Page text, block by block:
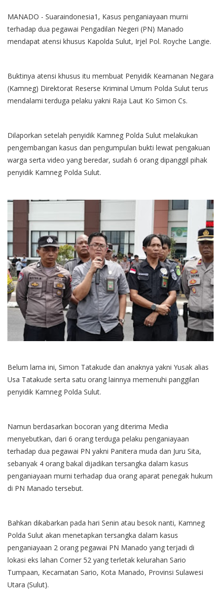
MANADO - Suaraindonesia1, Kasus penganiayaan murni
terhadap dua pegawai Pengadilan Negeri (PN) Manado
mendapat atensi khusus Kapolda Sulut, Irjel Pol. Royche Langie.
Buktinya atensi khusus itu membuat Penyidik Keamanan Negara
(Kamneg) Direktorat Reserse Kriminal Umum Polda Sulut terus
mendalami terduga pelaku yakni Raja Laut Ko Simon Cs.
Dilaporkan setelah penyidik Kamneg Polda Sulut melakukan
pengembangan kasus dan pengumpulan bukti lewat pengakuan
warga serta video yang beredar, sudah 6 orang dipanggil pihak
penyidik Kamneg Polda Sulut.
Belum lama ini, Simon Tatakude dan anaknya yakni Yusak alias
Usa Tatakude serta satu orang lainnya memenuhi panggilan
penyidik Kamneg Polda Sulut.
Namun berdasarkan bocoran yang diterima Media
menyebutkan, dari 6 orang terduga pelaku penganiayaan
terhadap dua pegawai PN yakni Panitera muda dan Juru Sita,
sebanyak 4 orang bakal dijadikan tersangka dalam kasus
penganiayaan murni terhadap dua orang aparat penegak hukum
di PN Manado tersebut.
Bahkan dikabarkan pada hari Senin atau besok nanti, Kamneg
Polda Sulut akan menetapkan tersangka dalam kasus
penganiayaan 2 orang pegawai PN Manado yang terjadi di
lokasi eks lahan Corner 52 yang terletak kelurahan Sario
Tumpaan, Kecamatan Sario, Kota Manado, Provinsi Sulawesi
Utara (Sulut).